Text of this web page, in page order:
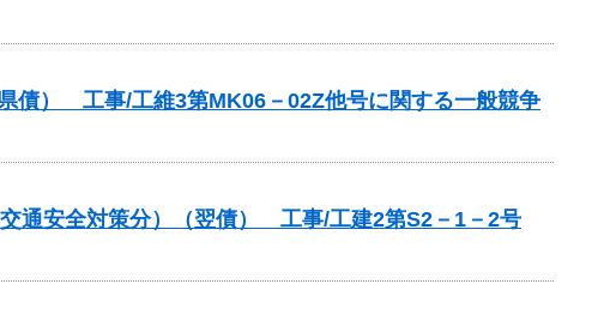
債） 工事/工維3第MK06－02Z他号に関する一般競争
通安全対策分）（翌債） 工事/工建2第S2－1－2号